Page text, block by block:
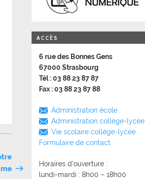
ACCÈS
6 rue des Bonnes Gens
67000 Strasbourg
Tél : 03 88 23 87 87
Fax : 03 88 23 87 88
Administration école
Administration collège-lycée
Vie scolaire collège-lycée
Formulaire de contact
Horaires d’ouverture :
lundi-mardi : 8h00 – 18h00